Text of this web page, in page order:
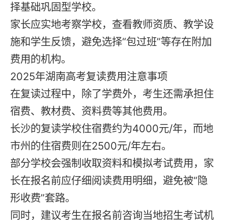
择基础巩固型学校。
家长应实地考察学校，查看教师资质、教学设
施和学生反馈，避免选择“包过班”等存在附加
费用的机构。
2025年湖南高考复读费用注意事项
在复读过程中，除了学费外，考生还需承担住
宿费、教材费、资料费等其他费用。
长沙的复读学校住宿费约为4000元/年，而地
市州的住宿费则在2500元/年左右。
部分学校会强制收取资料和模拟考试费用，家
长在报名前应仔细阅读费用明细，避免被“隐
形收费”套路。
同时，建议考生在报名前咨询当地招生考试机